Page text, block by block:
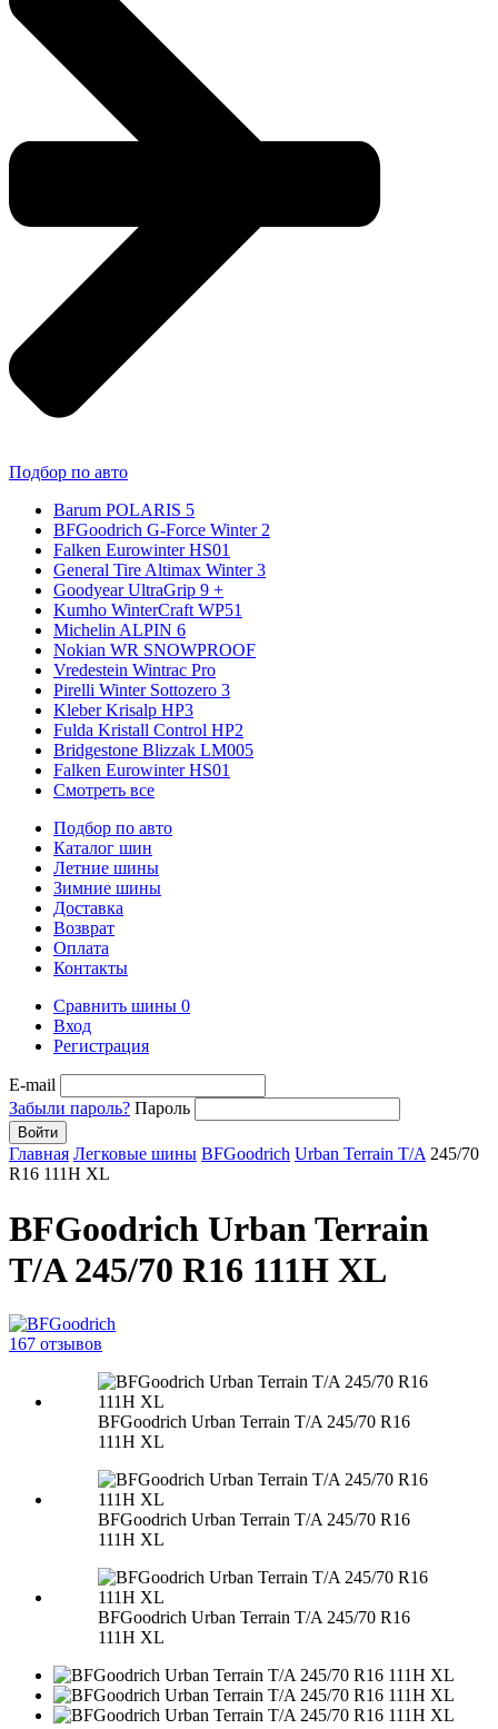
Подбор по авто
Barum POLARIS 5
BFGoodrich G-Force Winter 2
Falken Eurowinter HS01
General Tire Altimax Winter 3
Goodyear UltraGrip 9 +
Kumho WinterCraft WP51
Michelin ALPIN 6
Nokian WR SNOWPROOF
Vredestein Wintrac Pro
Pirelli Winter Sottozero 3
Kleber Krisalp HP3
Fulda Kristall Control HP2
Bridgestone Blizzak LM005
Falken Eurowinter HS01
Смотреть все
Подбор по авто
Каталог шин
Летние шины
Зимние шины
Доставка
Возврат
Оплата
Контакты
Сравнить шины 0
Вход
Регистрация
E-mail
Забыли пароль? Пароль
Войти
Главная Легковые шины BFGoodrich Urban Terrain T/A 245/70
R16 111H XL
BFGoodrich Urban Terrain
T/A 245/70 R16 111H XL
167 отзывов
BFGoodrich Urban Terrain T/A 245/70 R16
111H XL
BFGoodrich Urban Terrain T/A 245/70 R16
111H XL
BFGoodrich Urban Terrain T/A 245/70 R16
111H XL